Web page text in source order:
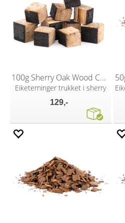
100g Sherry Oak Wood Cubes
Eiketerninger trukket i sherry
129,-